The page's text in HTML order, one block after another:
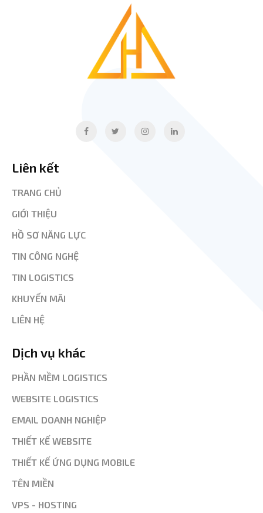
Liên kết
TRANG CHỦ
GIỚI THIỆU
HỒ SƠ NĂNG LỰC
TIN CÔNG NGHỆ
TIN LOGISTICS
KHUYẾN MÃI
LIÊN HỆ
Dịch vụ khác
PHẦN MỀM LOGISTICS
WEBSITE LOGISTICS
EMAIL DOANH NGHIỆP
THIẾT KẾ WEBSITE
THIẾT KẾ ỨNG DỤNG MOBILE
TÊN MIỀN
VPS - HOSTING